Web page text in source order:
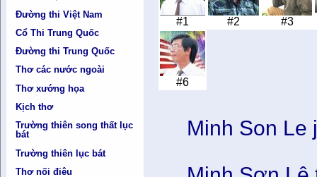
Đường thi Việt Nam
Cổ Thi Trung Quốc
Đường thi Trung Quốc
Thơ các nước ngoài
Thơ xướng họa
Kịch thơ
Trường thiên song thất lục
bát
Trường thiên lục bát
Thơ nối điêu
#1 #2 #3
#6
Minh Son Le